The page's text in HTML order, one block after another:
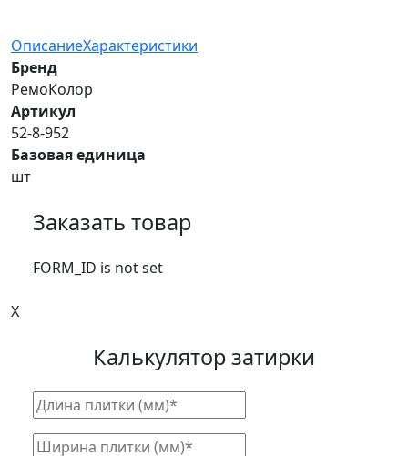
ОписаниеХарактеристики
Бренд
РемоКолор
Артикул
52-8-952
Базовая единица
шт
Заказать товар
FORM_ID is not set
X
Калькулятор затирки